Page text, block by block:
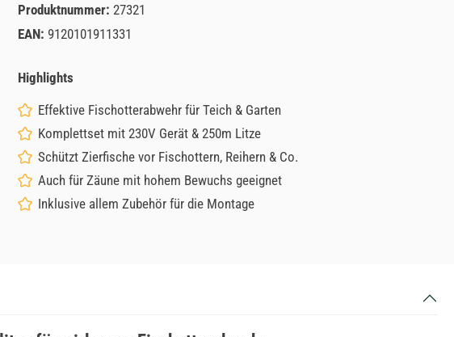
Produktnummer: 27321
EAN: 9120101911331
Highlights
Effektive Fischotterabwehr für Teich & Garten
Komplettset mit 230V Gerät & 250m Litze
Schützt Zierfische vor Fischottern, Reihern & Co.
Auch für Zäune mit hohem Bewuchs geeignet
Inklusive allem Zubehör für die Montage